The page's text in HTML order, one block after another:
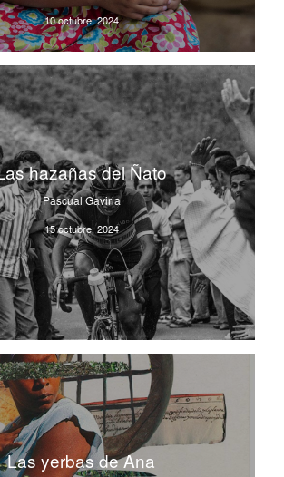
10 octubre, 2024
hazañas del Ñato
Pascual Gaviria
15 octubre, 2024
Las yerbas de Ana